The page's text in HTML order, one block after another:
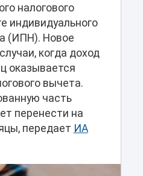
налогового
индивидуального
(ИПН). Новое
когда доход
оказывается
вычета.
часть
перенести на
передает ИА